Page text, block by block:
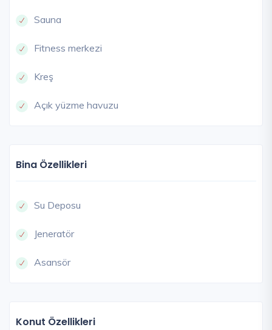
Sauna
Fitness merkezi
Kreş
Açık yüzme havuzu
Bina Özellikleri
Su Deposu
Jeneratör
Asansör
Konut Özellikleri